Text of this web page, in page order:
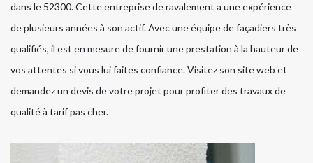
dans le 52300. Cette entreprise de ravalement a une expérience
de plusieurs années à son actif. Avec une équipe de façadiers très
qualifiés, il est en mesure de fournir une prestation à la hauteur de
vos attentes si vous lui faites confiance. Visitez son site web et
demandez un devis de votre projet pour profiter des travaux de
qualité à tarif pas cher.